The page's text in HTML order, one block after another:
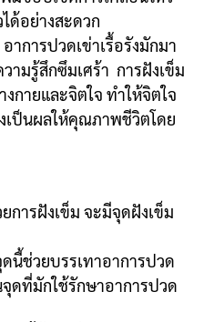
ด้อย่างสะดวก
อาการปวดเข่าเรื้อรังมักมา
ามรู้สึกซึมเศร้า การฝังเข็ม
กายและจิตใจ ทำให้จิตใจ
เป็นผลให้คุณภาพชีวิตโดย
การฝังเข็ม จะมีจุดฝังเข็ม
ดนี้ช่วยบรรเทาอาการปวด
ดที่มักใช้รักษาอาการปวด